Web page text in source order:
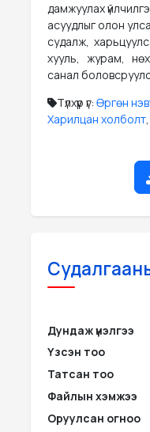
дамжуулах
асуудлыг олон
судалж,
хууль, журам,
санал
Түлхүүр үг: Өргөн
Харилцан холболт,
Дундаж үнэлгээ
Үзсэн тоо
Татсан тоо
Файлын хэмжээ
Оруулсан огноо